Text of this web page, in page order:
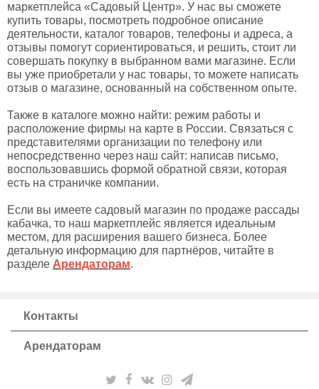
маркетплейса «Садовый Центр». У нас вы сможете
купить товары, посмотреть подробное описание
деятельности, каталог товаров, телефоны и адреса, а
отзывы помогут сориентироваться, и решить, стоит ли
совершать покупку в выбранном вами магазине. Если
вы уже приобретали у нас товары, то можете написать
отзыв о магазине, основанный на собственном опыте.
Также в каталоге можно найти: режим работы и
расположение фирмы на карте в России. Связаться с
представителями организации по телефону или
непосредственно через наш сайт: написав письмо,
воспользовавшись формой обратной связи, которая
есть на страничке компании.
Если вы имеете садовый магазин по продаже рассады
кабачка, то наш маркетплейс является идеальным
местом, для расширения вашего бизнеса. Более
детальную информацию для партнёров, читайте в
разделе Арендаторам.
Контакты
Арендаторам